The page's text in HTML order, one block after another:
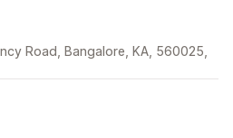
Road, Bangalore, KA, 560025,